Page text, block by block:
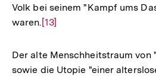
Volk bei seinem "Kampf ums
waren. Zur
der
Fußnote
[13]
Der alte Menschheitstraum von
sowie die Utopie "einer